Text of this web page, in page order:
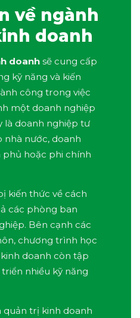
về ngành
doanh
doanh sẽ cung cấp
kỹ năng và kiến
công trong việc
một doanh nghiệp
là doanh nghiệp tư
nhà nước, doanh
hoặc phi chính
kiến thức về cách
các phòng ban
Bên cạnh các
chương trình học
doanh còn tập
nhiều kỹ năng
quản trị kinh doanh